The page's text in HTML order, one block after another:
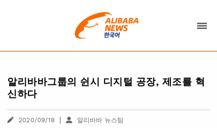
알리바바그룹의 쉰시 디지털 공장, 제조를 혁
신하다
2020/09/18 | 알리바바 뉴스팀